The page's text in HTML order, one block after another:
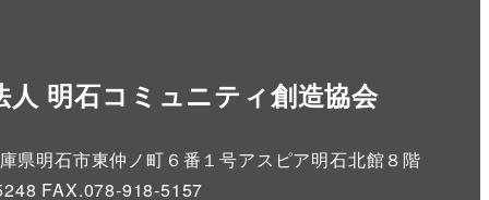
人 明石コミュニティ創造協会
県明石市東仲ノ町６番１号アスピア明石北館８階
FAX.078-918-5157